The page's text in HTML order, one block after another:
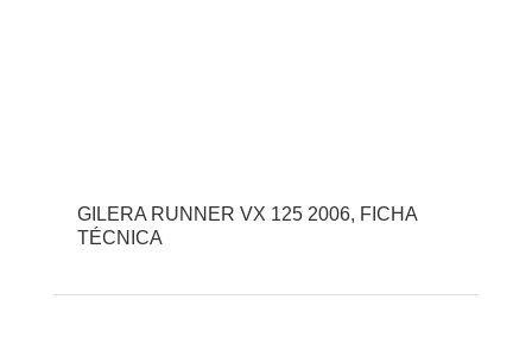
GILERA RUNNER VX 125 2006, FICHA
TÉCNICA